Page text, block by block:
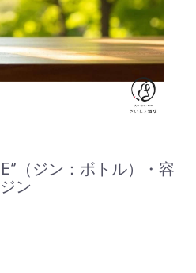
（ジン：ボトル）・容
ン